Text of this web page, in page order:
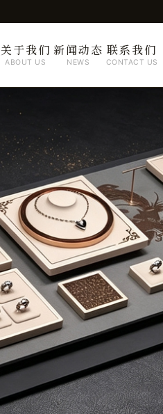
关于我们
ABOUT US
新闻动态
NEWS
联系我们
CONTACT US